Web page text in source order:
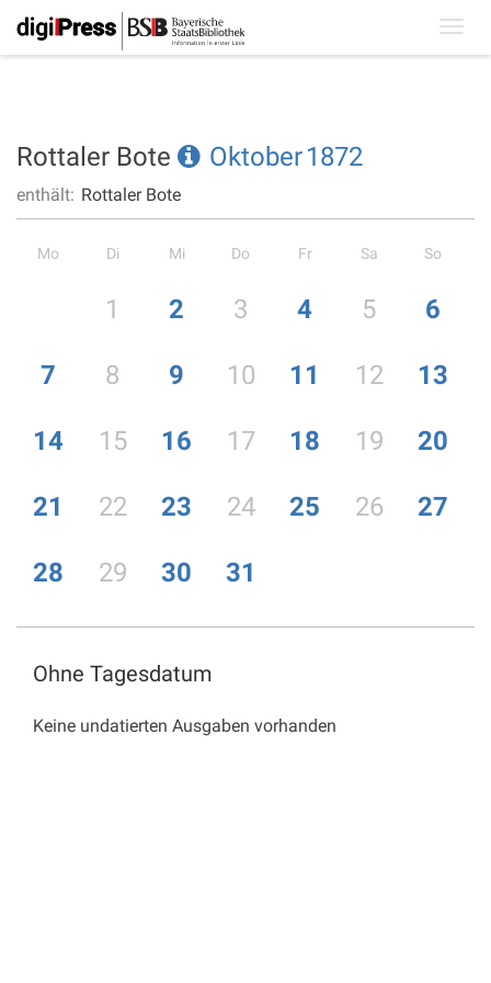
Rottaler Bote Oktober1872
enthält: Rottaler Bote
Mo Di Mi Do Fr Sa So
1 2 3 4 5 6
7 8 9 10 11 12 13
14 15 16 17 18 19 20
21 22 23 24 25 26 27
28 29 30 31
Ohne Tagesdatum
Keine undatierten Ausgaben vorhanden